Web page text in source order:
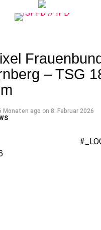
– TSG
Monaten ago on 8. Februar 2026